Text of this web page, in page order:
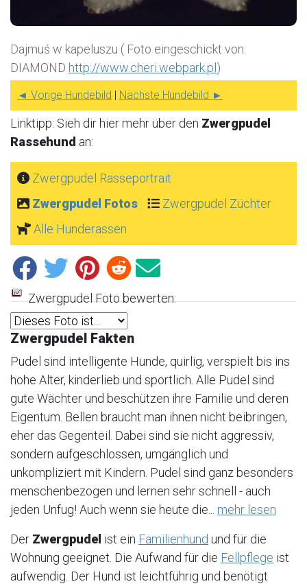
Dajmuś w kapeluszu ( Foto eingeschickt von:
DIAMOND http://www.cheri.webpark.pl)
◄ Vorige Hundebild | Nächste Hundebild ►
Linktipp: Sieh dir hier mehr über den Zwergpudel
Rassehund an:
Zwergpudel Rasseportrait
Zwergpudel Fotos
Zwergpudel Züchter
Alle Hunderassen
Zwergpudel Foto bewerten:
Zwergpudel Fakten
Pudel sind intelligente Hunde, quirlig, verspielt bis ins
hohe Alter, kinderlieb und sportlich. Alle Pudel sind
gute Wächter und beschützen ihre Familie und deren
Eigentum. Bellen braucht man ihnen nicht beibringen,
eher das Gegenteil. Dabei sind sie nicht aggressiv,
sondern aufgeschlossen, umgänglich und
unkompliziert mit Kindern. Pudel sind ganz besonders
menschenbezogen und lernen sehr schnell - auch
jeden Unfug! Auch wenn sie heute die... mehr lesen
Der Zwergpudel ist ein Familienhund und für die
Wohnung geeignet. Die Aufwand für die Fellpflege ist
aufwendig. Der Hund ist leichtführig und benötigt